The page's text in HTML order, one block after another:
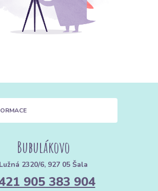
Bubulákovo
Lužná 2320/6, 927 05 Šala
905 383 904